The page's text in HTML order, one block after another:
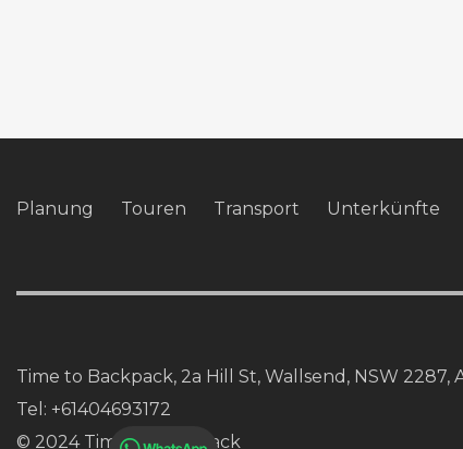
Planung Touren Transport Unterkünfte
Time to Backpack, 2a Hill St, Wallsend, NSW 2287,
Tel: +61404693172
© 2024 Time to Backpack